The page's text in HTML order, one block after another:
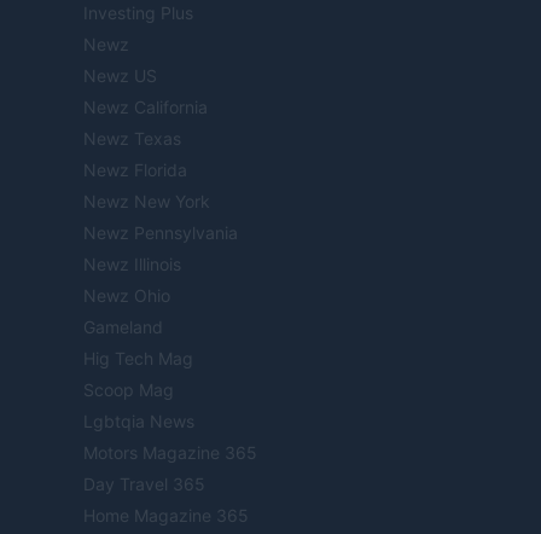
Investing Plus
Newz
Newz US
Newz California
Newz Texas
Newz Florida
Newz New York
Newz Pennsylvania
Newz Illinois
Newz Ohio
Gameland
Hig Tech Mag
Scoop Mag
Lgbtqia News
Motors Magazine 365
Day Travel 365
Home Magazine 365